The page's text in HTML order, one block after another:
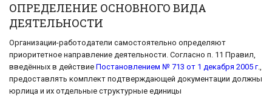
ОПРЕДЕЛЕНИЕ ОСНОВНОГО ВИДА
ДЕЯТЕЛЬНОСТИ
Организации-работодатели самостоятельно определяют
приоритетное направление деятельности. Согласно п. 11 Правил,
введённых в действие Постановлением № 713 от 1 декабря 2005 г.,
предоставлять комплект подтверждающей документации должны
юрлица и их отдельные структурные единицы